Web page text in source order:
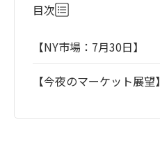
目次
【NY市場：7月30日】
【今夜のマーケット展望】